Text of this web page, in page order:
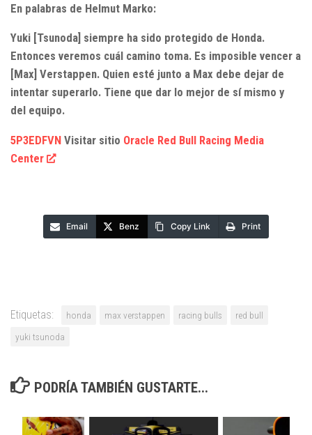
En palabras de Helmut Marko:
Yuki [Tsunoda] siempre ha sido protegido de Honda.
Entonces veremos cuál camino toma. Es imposible vencer a
[Max] Verstappen. Quien esté junto a Max debe dejar de
intentar superarlo. Tiene que dar lo mejor de sí mismo y
del equipo.
5P3EDFVN Visitar sitio Oracle Red Bull Racing Media
Center
Email Benz Copy Link Print
Etiquetas: honda max verstappen racing bulls
red bull
yuki tsunoda
PODRÍA TAMBIÉN GUSTARTE...